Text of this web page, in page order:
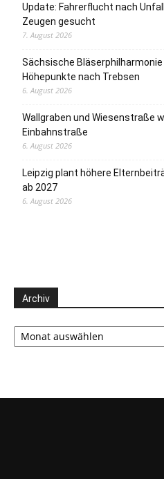
Update: Fahrerflucht nach
Zeugen gesucht
7. August 2026
Sächsische
Höhepunkte nach Trebsen
6. August 2026
Wallgraben und Wiesenstraße
Einbahnstraße
6. August 2026
Leipzig plant höhere
ab 2027
6. August 2026
Archiv
Archiv